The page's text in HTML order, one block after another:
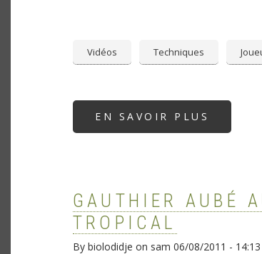
Vidéos Techniques
EN SAVOIR PLUS
IMAGES
GAUTHIER AUBÉ
TROPICAL
By biolodidje on sam 06/08/2011 - 14:13